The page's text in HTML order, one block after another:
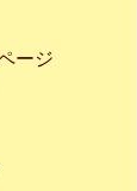
ージ